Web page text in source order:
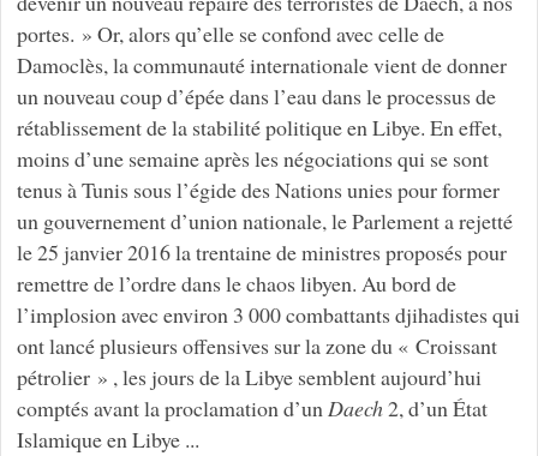
portes. » Or, alors qu’elle se confond avec celle de
Damoclès, la communauté internationale vient de donner
un nouveau coup d’épée dans l’eau dans le processus de
rétablissement de la stabilité politique en Libye. En effet,
moins d’une semaine après les négociations qui se sont
tenus à Tunis sous l’égide des Nations unies pour former
un gouvernement d’union nationale, le Parlement a rejetté
le 25 janvier 2016 la trentaine de ministres proposés pour
remettre de l’ordre dans le chaos libyen. Au bord de
l’implosion avec environ 3 000 combattants djihadistes qui
ont lancé plusieurs offensives sur la zone du « Croissant
pétrolier » , les jours de la Libye semblent aujourd’hui
comptés avant la proclamation d’unDaech2, d’un État
Islamique en Libye ...